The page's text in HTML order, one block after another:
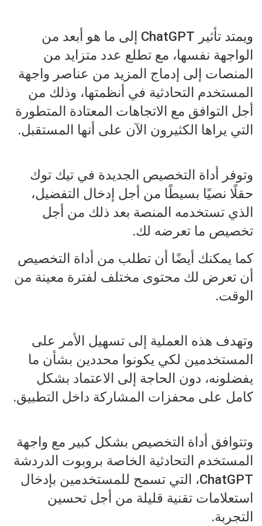
ويمتد تأثير ChatGPT إلى ما هو أبعد من
الواجهة نفسها، مع تطلع عدد متزايد من
المنصات إلى إدماج المزيد من عناصر واجهة
المستخدم التحادثية في أنظمتها، وذلك من
أجل التوافق مع الاتجاهات المعتادة المتطورة
التي يراها الكثيرون الآن على أنها المستقبل.
وتوفر أداة التخصيص الجديدة في تيك توك
حقلًا نصيًا بسيطًا من أجل إدخال التفضيل،
الذي تستخدمه المنصة بعد ذلك من أجل
تخصيص ما تعرضه لك.
كما يمكنك أيضًا أن تطلب من أداة التخصيص
أن تعرض لك محتوى مختلف لفترة معينة من
الوقت.
وتهدف هذه العملية إلى تسهيل الأمر على
المستخدمين لكي يكونوا محددين بشأن ما
يفضلونه، دون الحاجة إلى الاعتماد بشكل
كامل على محفزات المشاركة داخل التطبيق.
وتتوافق أداة التخصيص بشكل كبير مع واجهة
المستخدم التحادثية الخاصة بروبوت الدردشة
ChatGPT، التي تسمح للمستخدمين بإدخال
استعلامات تقنية قليلة من أجل تحسين
التجربة.